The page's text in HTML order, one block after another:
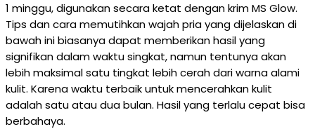
1 minggu, digunakan secara ketat dengan krim MS Glow.
Tips dan cara memutihkan wajah pria yang dijelaskan di
bawah ini biasanya dapat memberikan hasil yang
signifikan dalam waktu singkat, namun tentunya akan
lebih maksimal satu tingkat lebih cerah dari warna alami
kulit. Karena waktu terbaik untuk mencerahkan kulit
adalah satu atau dua bulan. Hasil yang terlalu cepat bisa
berbahaya.